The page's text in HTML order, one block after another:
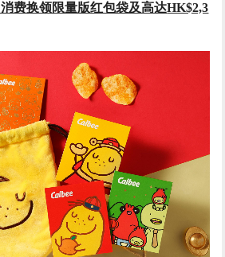
消费换领限量版红包袋及高达HK$2,3